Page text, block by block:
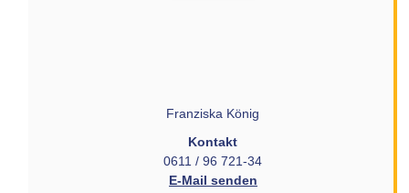
Franziska König
Kontakt
0611 / 96 721-34
E-Mail senden